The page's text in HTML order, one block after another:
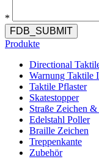
*
FDB_SUBMIT
Produkte
Directional
Warnung Taktile
Taktile Pflaster
Skatestopper
Straße Zeichen &
Edelstahl Poller
Braille Zeichen
Treppenkante
Zubehör